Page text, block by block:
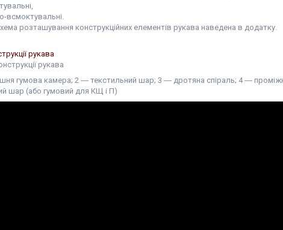
всмоктувальні.
розташування конструкційних елементів рукава наведена в додатку.
рукава
гумова камера; 2 ― текстильний шар; 3 ― дротяна спіраль; 4 ―
шар (або гумовий для КЩ і П)